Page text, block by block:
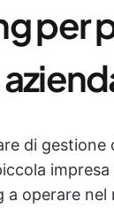
per
di gestione
a operare nel